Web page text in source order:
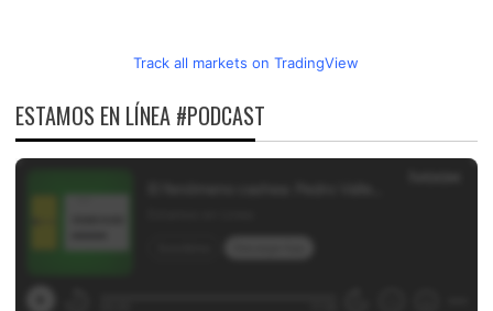
Track all markets on TradingView
ESTAMOS EN LÍNEA #PODCAST